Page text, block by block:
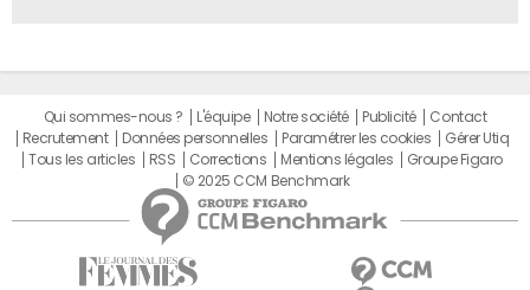
Qui sommes-nous ? L'équipe Notre société Publicité
Contact
Recrutement
Données personnelles Paramétrer les cookies
Gérer Utiq
Tous les articles
RSS Corrections Mentions légales
Groupe Figaro
© 2025 CCM Benchmark